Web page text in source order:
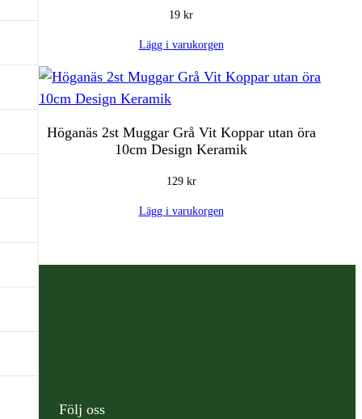
19 kr
Lägg i varukorgen
Höganäs 2st Muggar Grå Vit Koppar utan öra
10cm Design Keramik
129 kr
Lägg i varukorgen
Följ oss